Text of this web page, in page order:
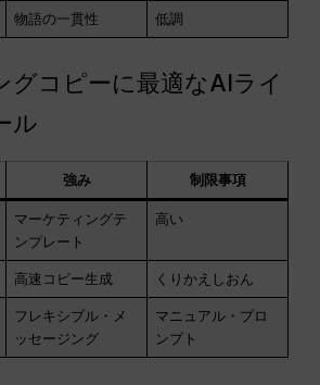
物語の一貫性 低調
グコピーに最適なAIライ
ル
強み 制限事項
マーケティングテ
ンプレート
高い
高速コピー生成 くりかえしおん
フレキシブル・メ
ッセージング
マニュアル・プロ
ンプト